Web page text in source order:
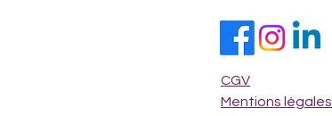
CGV
Mentions légales